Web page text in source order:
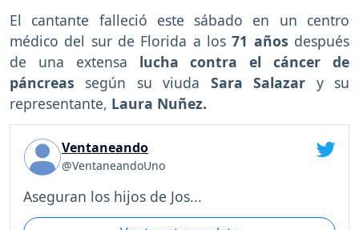
El cantante falleció este sábado en un centro
médico del sur de Florida a los71 años después
de una extensa lucha contra el cáncer de
páncreas según su viuda Sara Salazar y su
representante, Laura Nuñez.
Ventaneando
@VentaneandoUno
Aseguran los hijos de Jos...